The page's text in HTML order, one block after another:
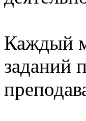
Каждый
заданий